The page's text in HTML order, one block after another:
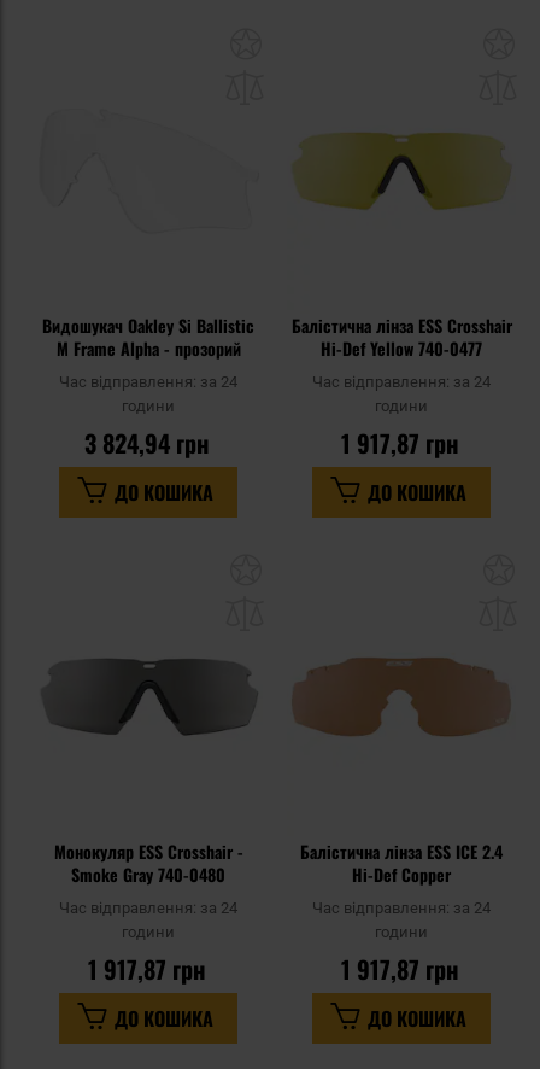
Видошукач Oakley Si Ballistic
M Frame Alpha - прозорий
Час відправлення: за 24
години
3 824,94 грн
ДО КОШИКА
Балістична лінза ESS Crosshair
Hi-Def Yellow 740-0477
Час відправлення: за 24
години
1 917,87 грн
ДО КОШИКА
Монокуляр ESS Crosshair -
Smoke Gray 740-0480
Час відправлення: за 24
години
1 917,87 грн
ДО КОШИКА
Балістична лінза ESS ICE 2.4
Hi-Def Copper
Час відправлення: за 24
години
1 917,87 грн
ДО КОШИКА